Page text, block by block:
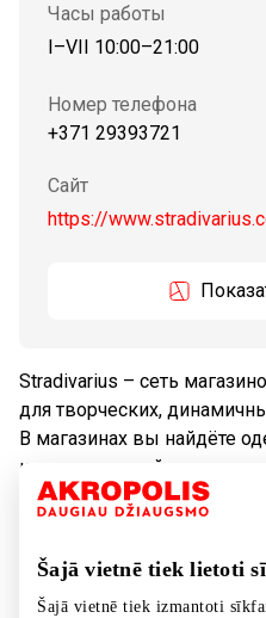
Šajā vietnē tiek lietoti
Šajā vietnē tiek izmantoti
Часы работы
I–VII 10:00–21:00
Номер телефона
+371 29393721
Сайт
https://
Stradivarius – сеть
для творческих,
В магазинах вы найдёте
нужно стильной девушке.